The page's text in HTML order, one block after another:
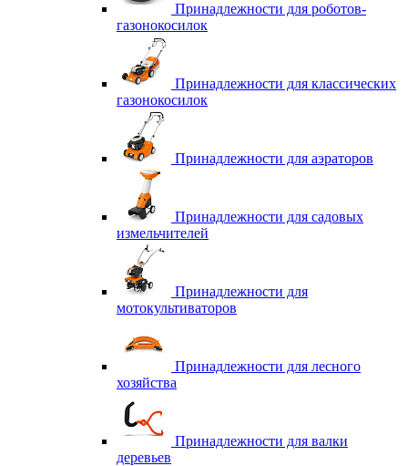
Принадлежности для роботов-
газонокосилок
Принадлежности для классических
газонокосилок
Принадлежности для аэраторов
Принадлежности для садовых
измельчителей
Принадлежности для
мотокультиваторов
Принадлежности для лесного
хозяйства
Принадлежности для валки
деревьев